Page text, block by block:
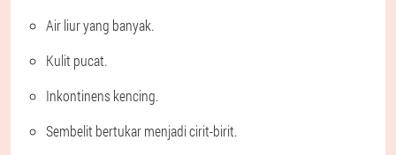
Air liur yang banyak.
Kulit pucat.
Inkontinens kencing.
Sembelit bertukar menjadi cirit-birit.